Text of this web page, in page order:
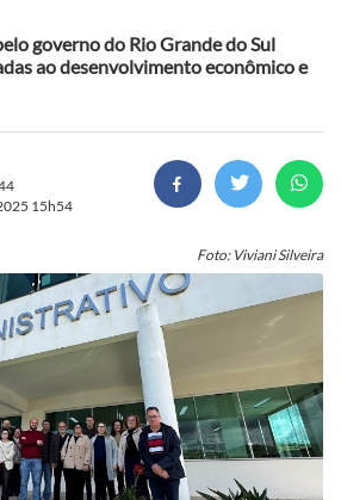
governo do Rio Grande do Sul
ao desenvolvimento econômico e
15h54
Foto: Viviani Silveira